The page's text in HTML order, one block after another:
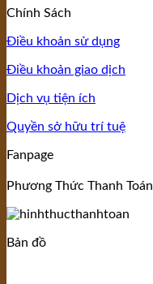
Chính Sách
Điều khoản sử dụng
Điều khoản giao dịch
Dịch vụ tiện ích
Quyền sở hữu trí tuệ
Fanpage
Phương Thức Thanh Toán
Bản đồ